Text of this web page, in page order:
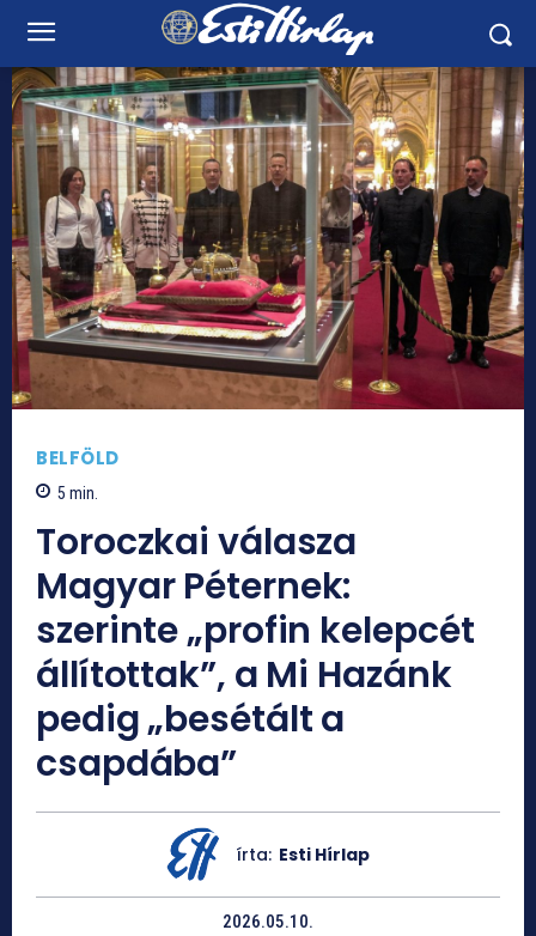
BELFÖLD
5 min.
Toroczkai válasza
Magyar Péternek:
szerinte „profin kelepcét
állítottak”, a Mi Hazánk
pedig „besétált a
csapdába”
írta: Esti Hírlap
2026.05.10.